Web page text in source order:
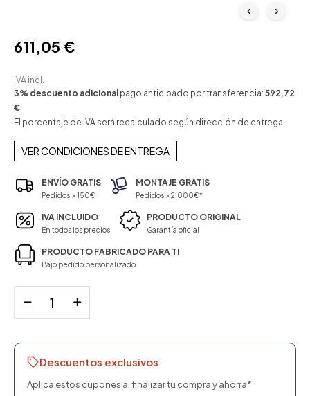
‹ ›
611,05 €
IVA incl.
3% descuento adicional pago anticipado por transferencia: 592,72
€
El porcentaje de IVA será recalculado según dirección de entrega
VER CONDICIONES DE ENTREGA
ENVÍO GRATIS
Pedidos > 150€
MONTAJE GRATIS
Pedidos > 2.000€*
IVA INCLUIDO
En todos los precios
PRODUCTO ORIGINAL
Garantía oficial
PRODUCTO FABRICADO PARA TI
Bajo pedido personalizado
Descuentos exclusivos
Aplica estos cupones al finalizar tu compra y ahorra*